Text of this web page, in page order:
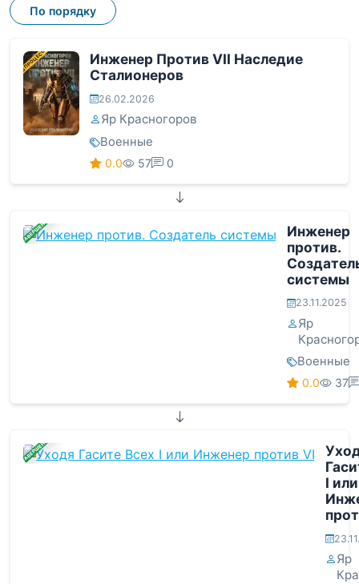
По порядку
В ПРОЦЕССЕ
Инженер Против VII Наследие
Сталионеров
26.02.2026
Яр Красногоров
Военные
0.0 57 0
ЗАВЕРШЕНА
Инженер
против.
системы
23.11.2025
Яр
Военные
0.0 37
ЗАВЕРШЕНА
I или
Яр